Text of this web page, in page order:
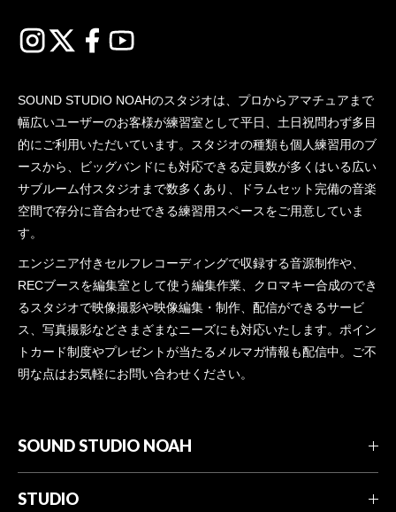
SOUND STUDIO NOAHのスタジオは、プロからアマチュアまで
幅広いユーザーのお客様が練習室として平日、土日祝問わず多目
的にご利用いただいています。スタジオの種類も個人練習用のブ
ースから、ビッグバンドにも対応できる定員数が多くはいる広い
サブルーム付スタジオまで数多くあり、ドラムセット完備の音楽
空間で存分に音合わせできる練習用スペースをご用意していま
す。
エンジニア付きセルフレコーディングで収録する音源制作や、
RECブースを編集室として使う編集作業、クロマキー合成のでき
るスタジオで映像撮影や映像編集・制作、配信ができるサービ
ス、写真撮影などさまざまなニーズにも対応いたします。ポイン
トカード制度やプレゼントが当たるメルマガ情報も配信中。ご不
明な点はお気軽にお問い合わせください。
SOUND STUDIO NOAH
STUDIO